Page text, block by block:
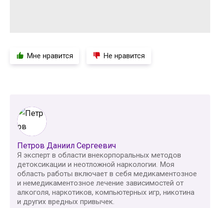
Мне нравится Не нравится
Петров Даниил Сергеевич
Я эксперт в области внекорпоральных методов
детоксикации и неотложной наркологии. Моя
область работы включает в себя медикаментозное
и немедикаментозное лечение зависимостей от
алкоголя, наркотиков, компьютерных игр, никотина
и других вредных привычек.